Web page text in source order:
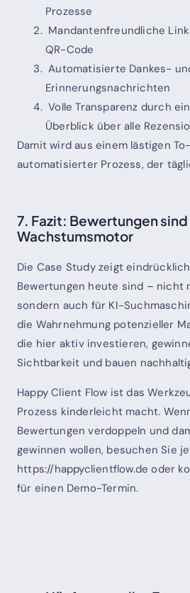
Prozesse
Mandantenfreundliche
QR-Code
Automatisierte Dankes-
Erinnerungsnachrichten
Volle Transparenz durch
Überblick über alle
Damit wird aus einem lästigen
automatisierter Prozess, der
7. Fazit: Bewertungen sind
Wachstumsmotor
Die Case Study zeigt
Bewertungen heute sind – nicht
sondern auch für KI-
die Wahrnehmung potenzieller
die hier aktiv investieren,
Sichtbarkeit und bauen
Happy Client Flow ist das
Prozess kinderleicht macht.
Bewertungen verdoppeln und
gewinnen wollen, besuchen Sie
https://happyclientflow.de oder
für einen Demo-Termin.